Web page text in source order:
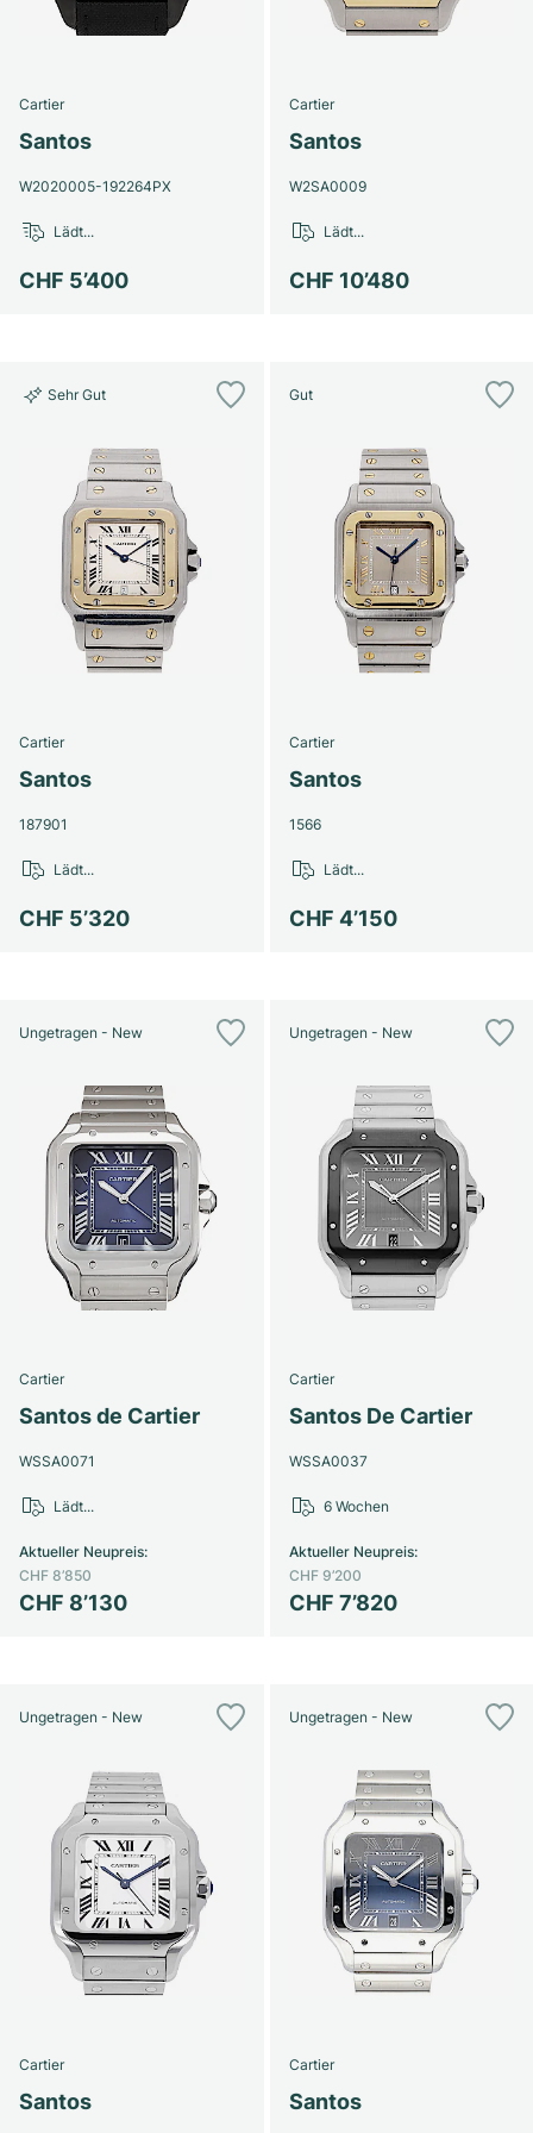
Damenuhren
Damenuhren
Cartier
Santos
W2020005-192264PX
CHF 5’400
Lädt...
Cartier
Santos
W2SA0009
CHF 10’480
Lädt...
Sehr Gut
Cartier
Santos
187901
CHF 5’320
Lädt...
Gut
Cartier
Santos
1566
CHF 4’150
Lädt...
Ungetragen - New
Cartier
Santos de Cartier
WSSA0071
CHF 8’130
Aktueller Neupreis:
CHF 8’850
Lädt...
Ungetragen - New
Cartier
Santos De Cartier
WSSA0037
CHF 7’820
Aktueller Neupreis:
CHF 9’200
6 Wochen
Ungetragen - New
Cartier
Santos
Ungetragen - New
Cartier
Santos